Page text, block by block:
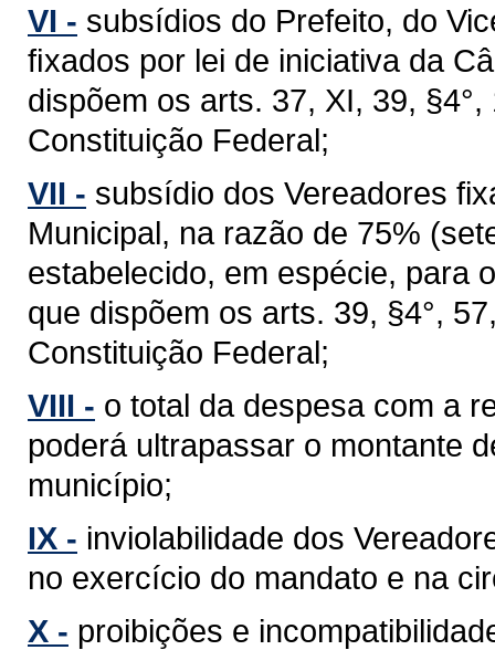
VI - subsídios do Prefeito, do
ﬁxados por lei de iniciativa da
dispõem os arts. 37, XI, 39,
Constituição Federal;
VII - subsídio dos Vereadores
Municipal, na razão de 75%
estabelecido, em espécie, para
que dispõem os arts. 39, §4°,
Constituição Federal;
VIII - o total da despesa com a
poderá ultrapassar o montante
município;
IX - inviolabilidade dos
no exercício do mandato e na
X - proibições e